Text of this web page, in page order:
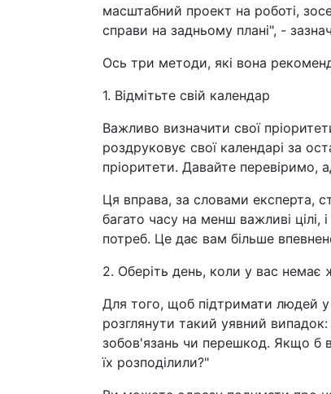
масштабний проект на роботі,
справи на задньому плані", -
Ось три методи, які вона
1. Відмітьте свій календар
Важливо визначити свої
роздруковує свої календарі за
пріоритети. Давайте перевіримо,
Ця вправа, за словами експерта,
багато часу на менш важливі
потреб. Це дає вам більше
2. Оберіть день, коли у вас немає
Для того, щоб підтримати людей
розглянути такий уявний
зобов'язань чи перешкод. Якщо б
їх розподілили?"